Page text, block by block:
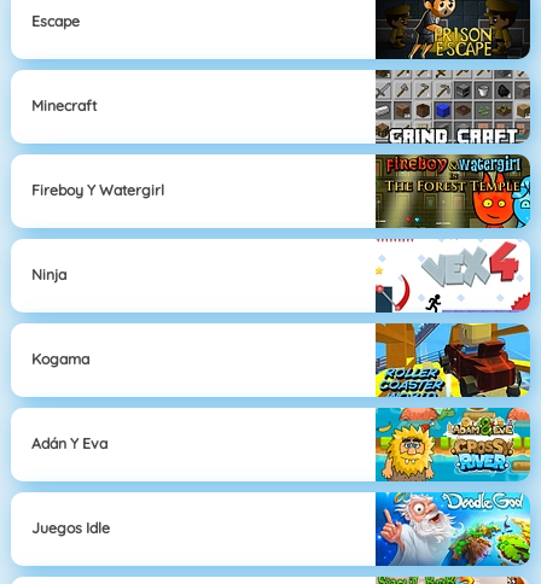
Escape
Minecraft
Fireboy Y Watergirl
Ninja
Kogama
Adán Y Eva
Juegos Idle